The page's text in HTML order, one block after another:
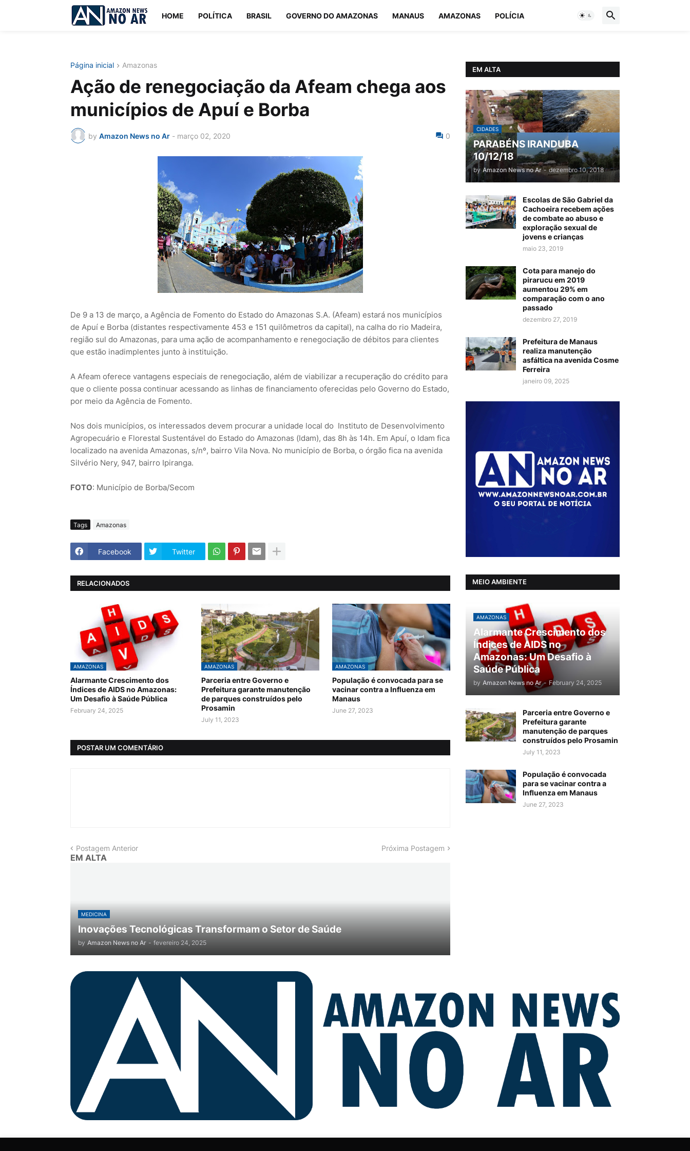
HOME POLÍTICA BRASIL GOVERNO DO AMAZONAS MANAUS AMAZONAS POLÍCIA
Página inicial Amazonas
Ação de renegociação da Afeam chega aos
municípios de Apuí e Borba
by Amazon News no Ar - março 02, 2020 0
De 9 a 13 de março, a Agência de Fomento do Estado do Amazonas S.A. (Afeam) estará nos municípios
de Apuí e Borba (distantes respectivamente 453 e 151 quilômetros da capital), na calha do rio Madeira,
região sul do Amazonas, para uma ação de acompanhamento e renegociação de débitos para clientes
que estão inadimplentes junto à instituição.
A Afeam oferece vantagens especiais de renegociação, além de viabilizar a recuperação do crédito para
que o cliente possa continuar acessando as linhas de financiamento oferecidas pelo Governo do Estado,
por meio da Agência de Fomento.
Nos dois municípios, os interessados devem procurar a unidade local do Instituto de Desenvolvimento
Agropecuário e Florestal Sustentável do Estado do Amazonas (Idam), das 8h às 14h. Em Apuí, o Idam fica
localizado na avenida Amazonas, s/nº, bairro Vila Nova. No município de Borba, o órgão fica na avenida
Silvério Nery, 947, bairro Ipiranga.
FOTO: Município de Borba/Secom
Tags Amazonas
Facebook Twitter
RELACIONADOS
AMAZONAS
Alarmante Crescimento dos
Índices de AIDS no Amazonas:
Um Desafio à Saúde Pública
February 24, 2025
AMAZONAS
Parceria entre Governo e
Prefeitura garante manutenção
de parques construídos pelo
Prosamin
July 11, 2023
AMAZONAS
População é convocada para se
vacinar contra a Influenza em
Manaus
June 27, 2023
POSTAR UM COMENTÁRIO
Postagem Anterior Próxima Postagem
EM ALTA
MEDICINA
Inovações Tecnológicas Transformam o Setor de Saúde
by Amazon News no Ar - fevereiro 24, 2025
EM ALTA
CIDADES
PARABÉNS IRANDUBA
10/12/18
by Amazon News no Ar - dezembro 10, 2018
Escolas de São Gabriel da
Cachoeira recebem ações
de combate ao abuso e
exploração sexual de
jovens e crianças
maio 23, 2019
Cota para manejo do
pirarucu em 2019
aumentou 29% em
comparação com o ano
passado
dezembro 27, 2019
Prefeitura de Manaus
realiza manutenção
asfáltica na avenida Cosme
Ferreira
janeiro 09, 2025
MEIO AMBIENTE
AMAZONAS
Alarmante Crescimento dos
Índices de AIDS no
Amazonas: Um Desafio à
Saúde Pública
by Amazon News no Ar - February 24, 2025
Parceria entre Governo e
Prefeitura garante
manutenção de parques
construídos pelo Prosamin
July 11, 2023
População é convocada
para se vacinar contra a
Influenza em Manaus
June 27, 2023